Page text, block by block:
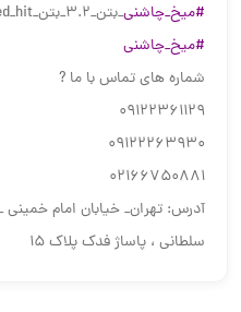
#میخ_چاشنی_بتن_۳.۲_بتن_red_hit
#میخ_چاشنی
شماره های تماس با ما ?
09122361129
09122263930
02166750881
آدرس: تهران_ خیابان امام
سلطانی ، پاساژ فدک پلاک ۱۵